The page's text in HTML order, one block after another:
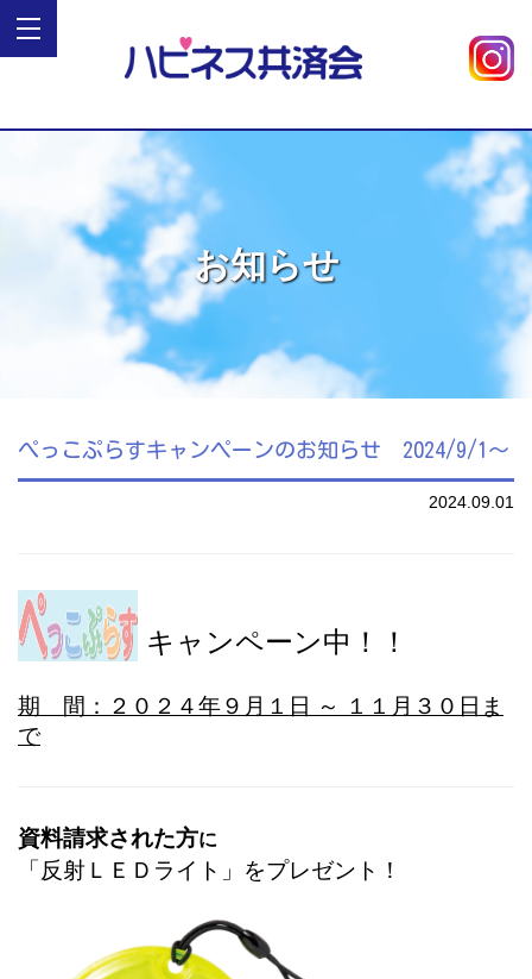
お知らせ
ぺっこぷらすキャンペーンのお知らせ 2024/9/1～
2024.09.01
キャンペーン中！！
期 間：２０２４年９月１日 ～ １１月３０日ま
で
資料請求された方に
「反射ＬＥＤライト」をプレゼント！